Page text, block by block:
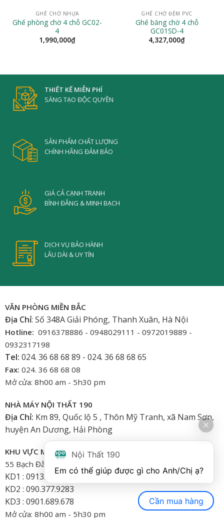
GHẾ CHỜ NHỰA
Ghế phòng chờ 4 chỗ GC02-
4
1,990,000₫
GHẾ CHỜ ĐỆM PVC
Ghế băng chờ 4 chỗ
GC01SD-4
4,327,000₫
THIẾT KẾ MIỄN PHÍ
SÁNG TẠO ĐỘC QUYỀN
SẢN PHẨM CHẤT LƯỢNG
CHÍNH HÃNG ĐẢM BẢO
GIÁ CẢ CẠNH TRANH
BÌNH ĐẲNG & MINH BẠCH
DỊCH VỤ BẢO HÀNH
LÂU DÀI & UY TÍN
VĂN PHÒNG MIỀN BẮC
Địa Chỉ: Số 348A Giải Phóng, Thanh Xuân, Hà Nội
Hotline: 0916378886 - 0948029111 - 0972019889 -
0932317198
Tel: 024. 36 68 68 89 - 024. 36 68 68 65
Fax: 024. 36 68 68 08
Mở cửa: 8h00 am - 5h30 pm
NHÀ MÁY NỘI THẤT 190
Địa Chỉ: Km 89, Quốc lộ 5 , Thôn Mỹ Tranh, xã Nam Sơn,
huyện An Dương, Hải Phòng
KHU VỰC MIỀN NAM
55 Bạch Đằng, Phường 15, Bình Thạnh-HCM
KD1 : 0913.922.926
KD2 : 090.377.9283
KD3 : 0901.689.678
Mở cửa: 8h00 am - 5h30 pm
Nội Thất 190
Cần mua hàng